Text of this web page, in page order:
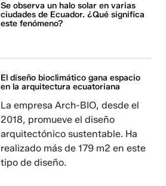
Se observa un halo solar en varias
ciudades de Ecuador. ¿Qué significa
este fenómeno?
El diseño bioclimático gana espacio
en la arquitectura ecuatoriana
La empresa Arch-BIO, desde el
2018, promueve el diseño
arquitectónico sustentable. Ha
realizado más de 179 m2 en este
tipo de diseño.